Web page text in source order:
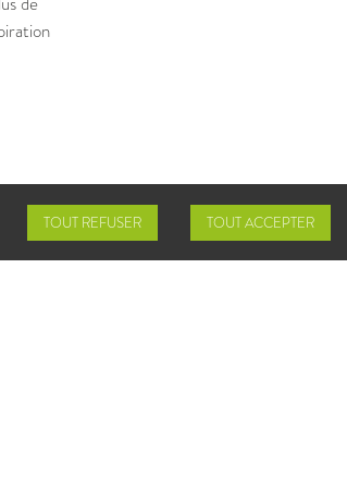
tout
de
TOUT REFUSER TOUT ACCEPTER